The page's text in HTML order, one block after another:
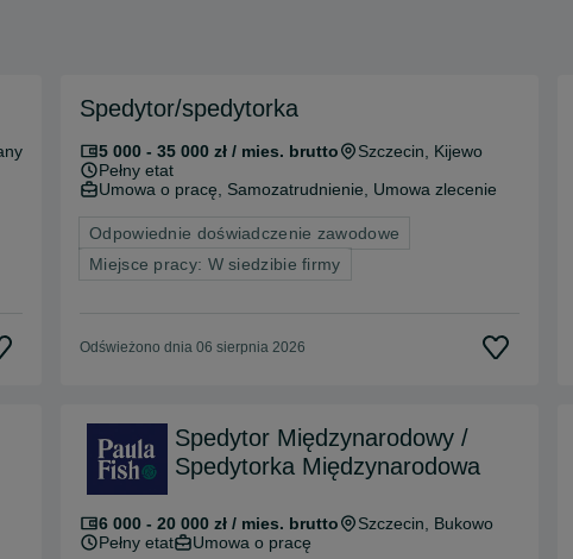
Spedytor/spedytorka
5 000 - 35 000 zł / mies. brutto Szczecin, Kijewo
Pełny etat
Umowa o pracę, Samozatrudnienie, Umowa zlecenie
Odpowiednie doświadczenie zawodowe
Miejsce pracy: W siedzibie firmy
Odświeżono dnia 06 sierpnia 2026
Spedytor Międzynarodowy /
Spedytorka Międzynarodowa
6 000 - 20 000 zł / mies. brutto Szczecin, Bukowo
Pełny etat
Umowa o pracę